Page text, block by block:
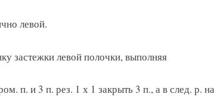
левой.
застежки левой полочки, выполняя
п. и 3 п. рез. 1 х 1 закрыть 3 п., а в след. р.